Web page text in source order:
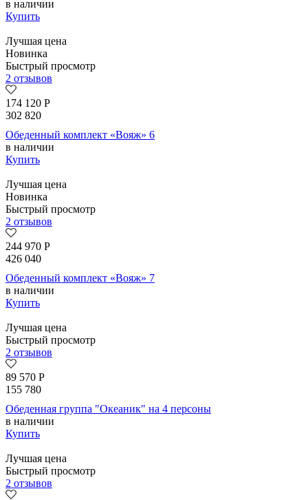
в наличии
Купить
Лучшая цена
Новинка
Быстрый просмотр
2 отзывов
174 120 Р
302 820
Обеденный комплект «Вояж» 6
в наличии
Купить
Лучшая цена
Новинка
Быстрый просмотр
2 отзывов
244 970 Р
426 040
Обеденный комплект «Вояж» 7
в наличии
Купить
Лучшая цена
Быстрый просмотр
2 отзывов
89 570 Р
155 780
Обеденная группа "Океаник" на 4 персоны
в наличии
Купить
Лучшая цена
Быстрый просмотр
2 отзывов